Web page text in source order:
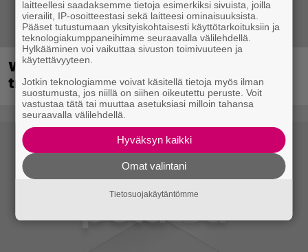
Wreckfest 2 sai rallienglannintäyteisen
trailerin
laitteellesi saadaksemme tietoja esimerkiksi sivuista, joilla
vierailit, IP-osoitteestasi sekä laitteesi ominaisuuksista.
Pääset tutustumaan yksityiskohtaisesti käyttötarkoituksiin ja
teknologiakumppaneihimme seuraavalla välilehdellä.
Hylkääminen voi vaikuttaa sivuston toimivuuteen ja
käytettävyyteen.
Jotkin teknologiamme voivat käsitellä tietoja myös ilman
suostumusta, jos niillä on siihen oikeutettu peruste. Voit
vastustaa tätä tai muuttaa asetuksiasi milloin tahansa
seuraavalla välilehdellä.
Hyväksyn kaikki
Omat valintani
Tietosuojakäytäntömme